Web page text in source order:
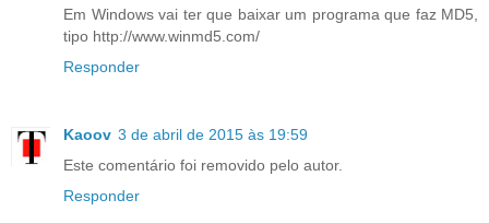
Em Windows vai ter que baixar um programa que faz MD5,
tipo http://www.winmd5.com/
Responder
Kaoov 3 de abril de 2015 às 19:59
Este comentário foi removido pelo autor.
Responder